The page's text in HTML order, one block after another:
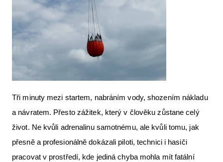
Tři minuty mezi startem, nabráním vody, shozením nákladu
a návratem. Přesto zážitek, který v člověku zůstane celý
život. Ne kvůli adrenalinu samotnému, ale kvůli tomu, jak
přesně a profesionálně dokázali piloti, technici i hasiči
pracovat v prostředí, kde jediná chyba mohla mít fatální